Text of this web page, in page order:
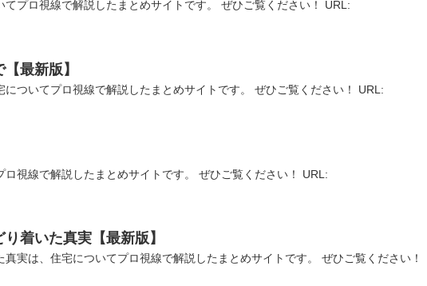
てプロ視線で解説したまとめサイトです。 ぜひご覧ください！ URL:
最新版】
についてプロ視線で解説したまとめサイトです。 ぜひご覧ください！ URL:
ロ視線で解説したまとめサイトです。 ぜひご覧ください！ URL:
着いた真実【最新版】
実は、住宅についてプロ視線で解説したまとめサイトです。 ぜひご覧ください！